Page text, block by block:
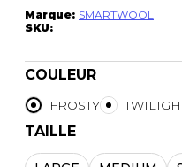
Marque: SMARTWOOL
SKU:
COULEUR
FROSTY
TAILLE